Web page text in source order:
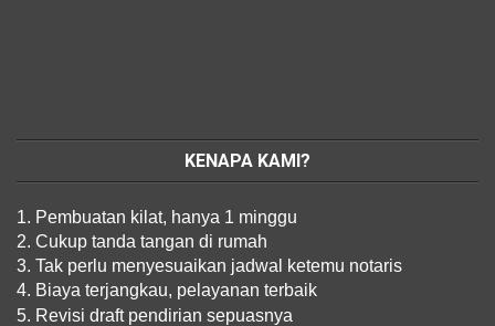
KENAPA KAMI?
1. Pembuatan kilat, hanya 1 minggu
2. Cukup tanda tangan di rumah
3. Tak perlu menyesuaikan jadwal ketemu notaris
4. Biaya terjangkau, pelayanan terbaik
5. Revisi draft pendirian sepuasnya